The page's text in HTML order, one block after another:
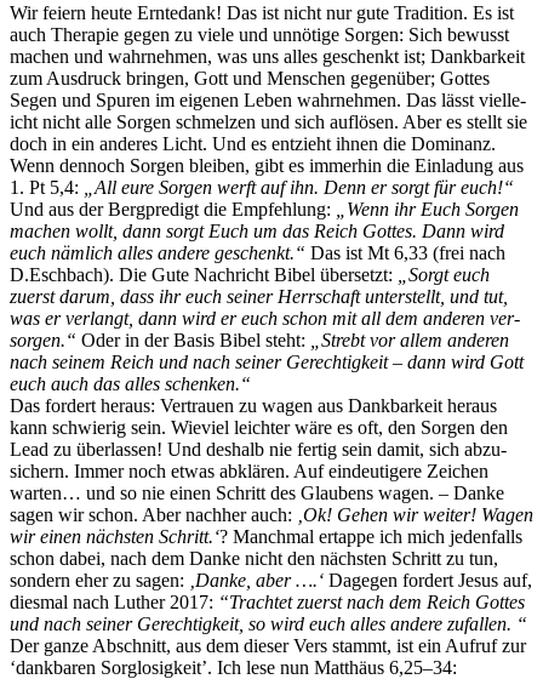
Wir feiern heute Erntedank! Das ist nicht nur gute Tra­di­tion. Es ist
auch Ther­a­pie gegen zu viele und unnötige Sor­gen: Sich bewusst
machen und wahrnehmen, was uns alles geschenkt ist; Dankbarkeit
zum Aus­druck brin­gen, Gott und Men­schen gegenüber; Gottes
Segen und Spuren im eige­nen Leben wahrnehmen. Das lässt vielle­
icht nicht alle Sor­gen schmelzen und sich auflösen. Aber es stellt sie
doch in ein anderes Licht. Und es entzieht ihnen die Dom­i­nanz.
Wenn den­noch Sor­gen bleiben, gibt es immer­hin die Ein­ladung aus
1. Pt 5,4:
„All eure Sor­gen werft auf ihn. Denn er sorgt für euch!“
Und aus der Berg­predigt die Empfehlung:
„Wenn ihr Euch Sor­gen
machen wollt, dann sorgt Euch um das Reich Gottes. Dann wird
euch näm­lich alles andere geschenkt.“ Das ist Mt 6,33 (frei nach
D.Eschbach). Die Gute Nachricht Bibel über­set­zt:
„Sorgt euch
zuerst darum, dass ihr euch sein­er Herrschaft unter­stellt, und tut,
was er ver­langt, dann wird er euch schon mit all dem anderen ver­
sor­gen.“ Oder in der Basis Bibel ste­ht:
„Strebt vor allem anderen
nach seinem Reich und nach sein­er Gerechtigkeit – dann wird Gott
euch auch das alles schenken.“
Das fordert her­aus: Ver­trauen zu wagen aus Dankbarkeit her­aus
kann schwierig sein. Wieviel leichter wäre es oft, den Sor­gen den
Lead zu über­lassen! Und deshalb nie fer­tig sein damit, sich abzu­
sich­ern. Immer noch etwas abklären. Auf ein­deutigere Zeichen
warten… und so nie einen Schritt des Glaubens wagen. – Danke
sagen wir schon. Aber nach­her auch: ‚Ok! Gehen wir weit­er! Wagen
wir einen näch­sten Schritt.‘? Manch­mal ertappe ich mich jeden­falls
schon dabei, nach dem Danke nicht den näch­sten Schritt zu tun,
son­dern eher zu sagen:
‚Danke, aber ….‘ Dage­gen fordert Jesus auf,
dies­mal nach Luther 2017: “Tra­chtet zuerst nach dem Reich Gottes
und nach sein­er Gerechtigkeit, so wird euch alles andere zufall­en. “
Der ganze Abschnitt, aus dem dieser Vers stammt, ist ein Aufruf zur
‘dankbaren Sor­glosigkeit’. Ich lese nun Matthäus 6,25–34: